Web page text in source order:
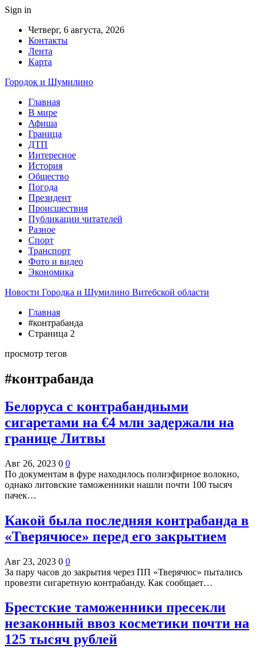
Sign in
Четверг, 6 августа, 2026
Контакты
Лента
Карта
Городок и Шумилино
Главная
В мире
Афиша
Граница
ДТП
Интересное
История
Общество
Погода
Президент
Происшествия
Публикации читателей
Разное
Спорт
Транспорт
Фото и видео
Экономика
Новости Городка и Шумилино Витебской области
Главная
#контрабанда
Страница 2
просмотр тегов
#контрабанда
Белоруса с контрабандными
сигаретами на €4 млн задержали на
границе Литвы
Авг 26, 2023 0 0
По документам в фуре находилось полиэфирное волокно,
однако литовские таможенники нашли почти 100 тысяч
пачек…
Какой была последняя контрабанда в
«Тверячюсе» перед его закрытием
Авг 23, 2023 0 0
За пару часов до закрытия через ПП «Тверячюс» пытались
провезти сигаретную контрабанду. Как сообщает…
Брестские таможенники пресекли
незаконный ввоз косметики почти на
125 тысяч рублей